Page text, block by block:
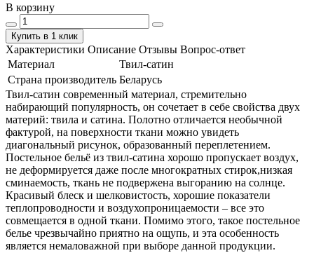
В корзину
Купить в 1 клик
Характеристики Описание Отзывы Вопрос-ответ
Материал
Твил-сатин
Страна производитель Беларусь
Твил-сатин современный материал, стремительно
набирающий популярность, он сочетает в себе свойства двух
материй: твила и сатина. Полотно отличается необычной
фактурой, на поверхности ткани можно увидеть
диагональный рисунок, образованный переплетением.
Постельное бельё из твил-сатина хорошо пропускает воздух,
не деформируется даже после многократных стирок,низкая
сминаемость, ткань не подвержена выгоранию на солнце.
Красивый блеск и шелковистость, хорошие показатели
теплопроводности и воздухопроницаемости – все это
совмещается в одной ткани. Помимо этого, такое постельное
белье чрезвычайно приятно на ощупь, и эта особенность
является немаловажной при выборе данной продукции.